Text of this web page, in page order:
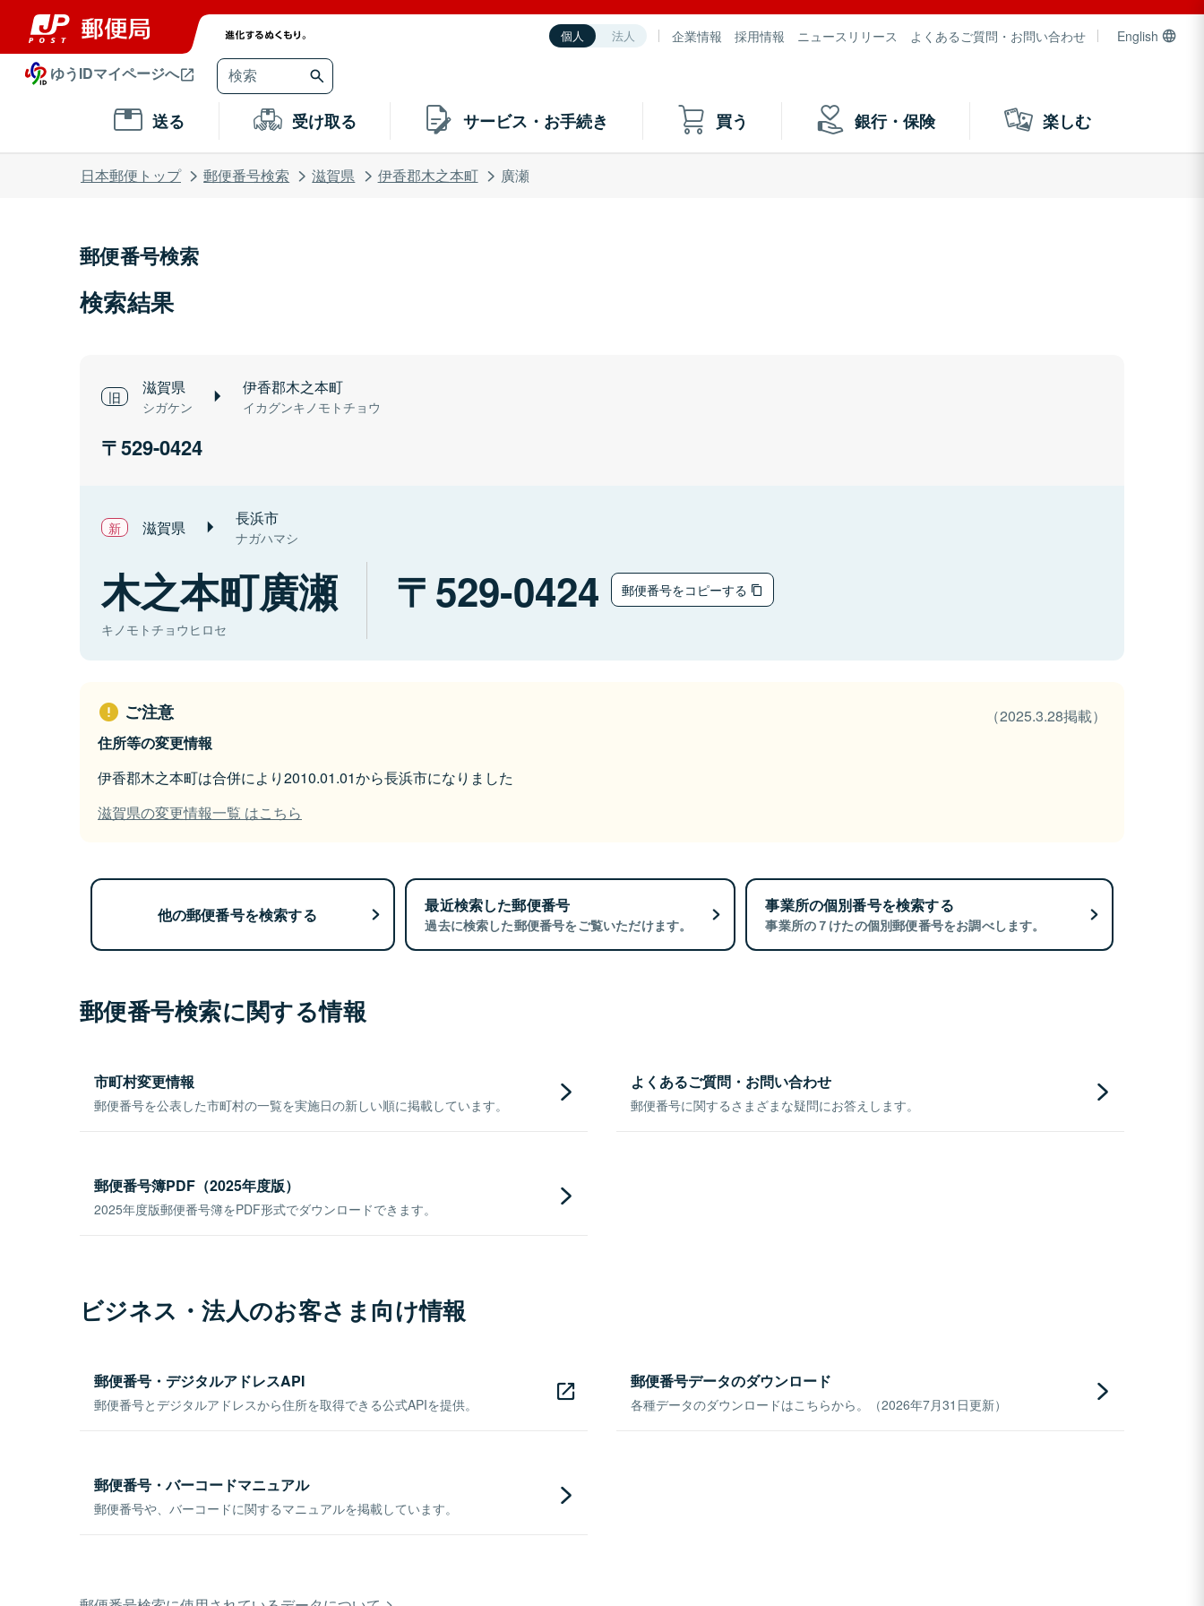
個人 法人 企業情報 採用情報 ニュースリリース よくあるご質問・お問い合わせ English
ゆうIDマイページへ
送る 受け取る サービス・お手続き 買う 銀行・保険 楽しむ
日本郵便トップ 郵便番号検索 滋賀県 伊香郡木之本町 廣瀬
郵便番号検索
検索結果
滋賀県
シガケン
伊香郡木之本町
イカグンキノモトチョウ
529-0424
滋賀県 長浜市
ナガハマシ
木之本町廣瀬
キノモトチョウヒロセ
529-0424 郵便番号をコピーする
ご注意
（2025.3.28掲載）
住所等の変更情報
伊香郡木之本町は合併により2010.01.01から長浜市になりました
滋賀県の変更情報一覧 はこちら
他の郵便番号を検索する 最近検索した郵便番号
過去に検索した郵便番号をご覧いただけます。
事業所の個別番号を検索する
事業所の７けたの個別郵便番号をお調べします。
郵便番号検索に関する情報
市町村変更情報
郵便番号を公表した市町村の一覧を実施日の新しい順に掲載しています。
よくあるご質問・お問い合わせ
郵便番号に関するさまざまな疑問にお答えします。
郵便番号簿PDF（2025年度版）
2025年度版郵便番号簿をPDF形式でダウンロードできます。
ビジネス・法人のお客さま向け情報
郵便番号・デジタルアドレスAPI
郵便番号とデジタルアドレスから住所を取得できる公式APIを提供。
郵便番号データのダウンロード
各種データのダウンロードはこちらから。（2026年7月31日更新）
郵便番号・バーコードマニュアル
郵便番号や、バーコードに関するマニュアルを掲載しています。